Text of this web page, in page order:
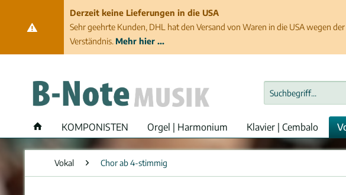
Derzeit keine Lieferungen in die USA
Sehr geehrte Kunden, DHL hat den Versand von Waren in die USA wegen
Verständnis. Mehr hier ...
KOMPONISTEN Orgel | Harmonium Klavier | Cembalo
Vokal Chor ab 4-stimmig